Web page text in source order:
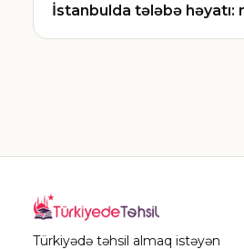
İstanbulda tələbə həyatı:
Türkiyədə təhsil almaq istəyən